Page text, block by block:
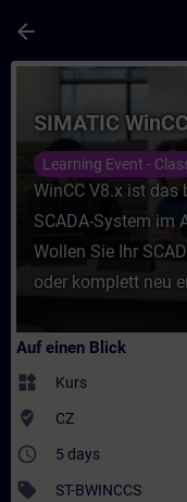
arrow_back
Kurs -
SIMATIC
Learning Event -
WinCC V8.x ist
SCADA-System im
Wollen Sie Ihr
oder komplett neu
Auf einen Blick
widgets Kurs
where_to_vote CZ
access_time 5 days
sell ST-BWINCCS